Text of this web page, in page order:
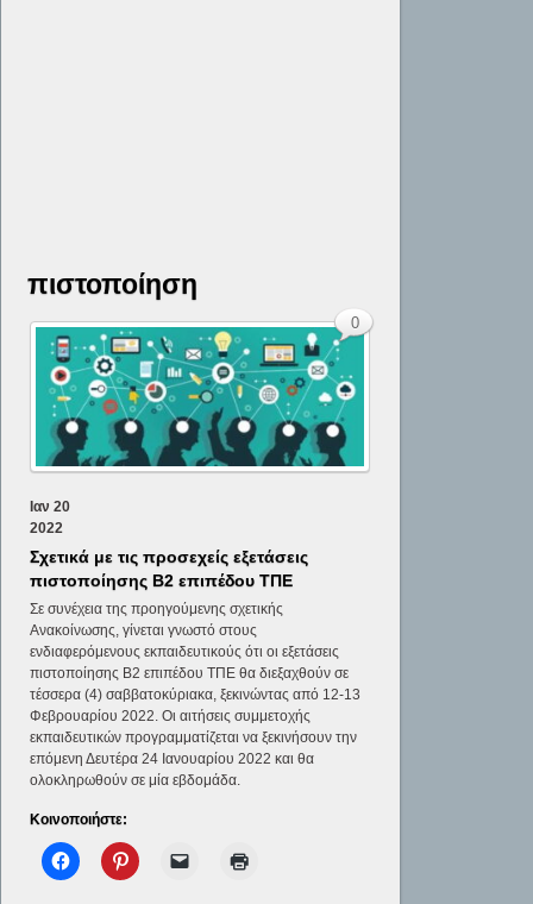
πιστοποίηση
Ιαν 20
2022
Σχετικά με τις προσεχείς εξετάσεις
πιστοποίησης Β2 επιπέδου ΤΠΕ
Σε συνέχεια της προηγούμενης σχετικής
Ανακοίνωσης, γίνεται γνωστό στους
ενδιαφερόμενους εκπαιδευτικούς ότι οι εξετάσεις
πιστοποίησης Β2 επιπέδου ΤΠΕ θα διεξαχθούν σε
τέσσερα (4) σαββατοκύριακα, ξεκινώντας από 12-13
Φεβρουαρίου 2022. Οι αιτήσεις συμμετοχής
εκπαιδευτικών προγραμματίζεται να ξεκινήσουν την
επόμενη Δευτέρα 24 Ιανουαρίου 2022 και θα
ολοκληρωθούν σε μία εβδομάδα.
Κοινοποιήστε:
0